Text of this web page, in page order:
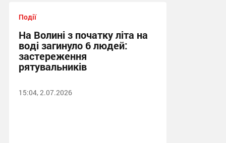
Події
На Волині з початку літа на
воді загинуло 6 людей:
застереження
рятувальників
15:04, 2.07.2026